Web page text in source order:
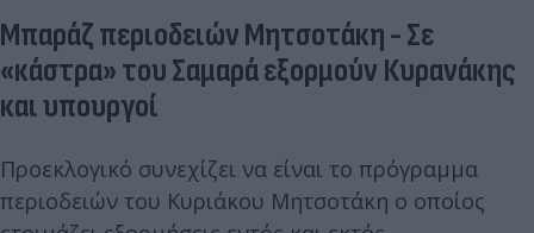
Μπαράζ περιοδειών Μητσοτάκη - Σε
«κάστρα» του Σαμαρά εξορμούν Κυρανάκης
και υπουργοί
Προεκλογικό συνεχίζει να είναι το πρόγραμμα
περιοδειών του Κυριάκου Μητσοτάκη ο οποίος